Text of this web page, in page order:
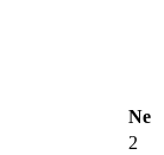
Ne
2